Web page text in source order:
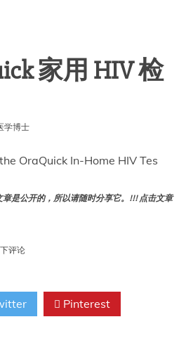
家用 HIV 检
学博士
OraQuick In-Home HIV Tes
是公开的，所以请随时分享它。!!! 点击文章
评论
Pinterest